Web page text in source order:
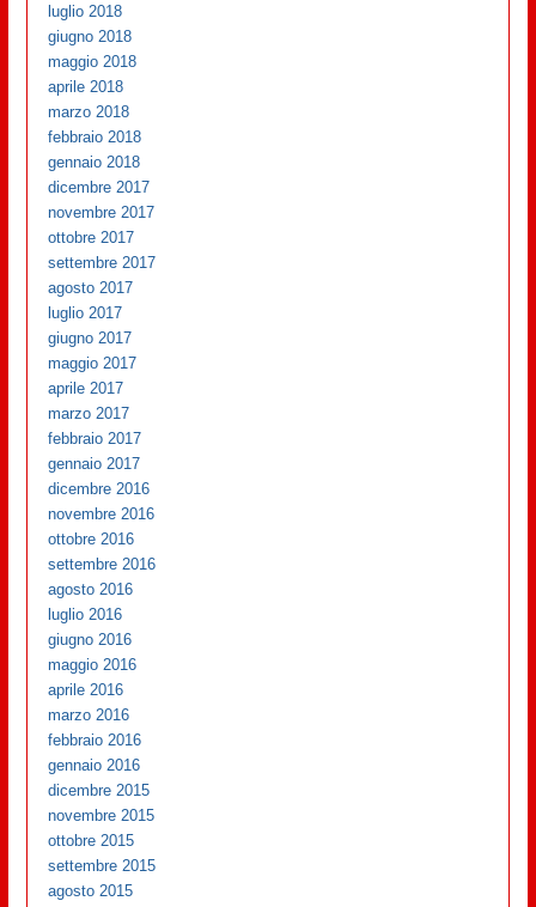
luglio 2018
giugno 2018
maggio 2018
aprile 2018
marzo 2018
febbraio 2018
gennaio 2018
dicembre 2017
novembre 2017
ottobre 2017
settembre 2017
agosto 2017
luglio 2017
giugno 2017
maggio 2017
aprile 2017
marzo 2017
febbraio 2017
gennaio 2017
dicembre 2016
novembre 2016
ottobre 2016
settembre 2016
agosto 2016
luglio 2016
giugno 2016
maggio 2016
aprile 2016
marzo 2016
febbraio 2016
gennaio 2016
dicembre 2015
novembre 2015
ottobre 2015
settembre 2015
agosto 2015